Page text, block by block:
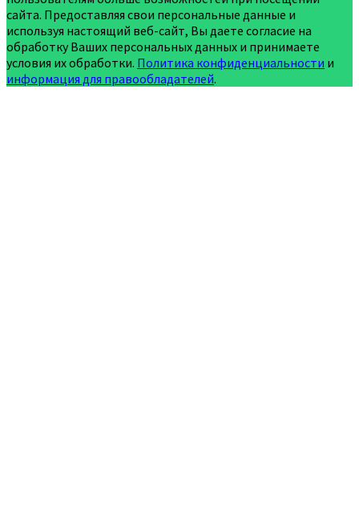
сайта. Предоставляя свои персональные данные и
используя настоящий веб-сайт, Вы даете согласие на
обработку Ваших персональных данных и принимаете
условия их обработки. Политика конфиденциальности и
информация для правообладателей.